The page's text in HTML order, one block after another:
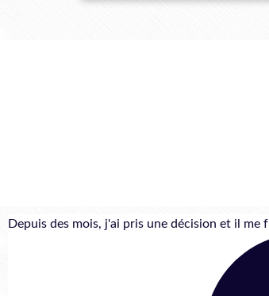
Depuis des mois, j'ai pris une décision et il me f